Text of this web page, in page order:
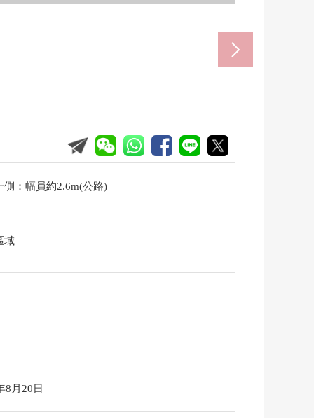
側：幅員約2.6m(公路)
域
8月20日